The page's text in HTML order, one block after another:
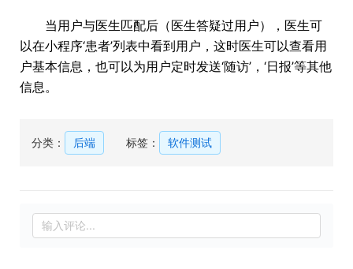
当用户与医生匹配后（医生答疑过用户），医生可
以在小程序‘患者’列表中看到用户，这时医生可以查看用
户基本信息，也可以为用户定时发送‘随访’，‘日报’等其他
信息。
分类： 后端 标签： 软件测试